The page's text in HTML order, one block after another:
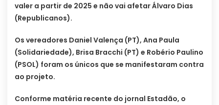
valer a partir de 2025 e não vai afetar Álvaro Dias
(Republicanos).
Os vereadores Daniel Valença (PT), Ana Paula
(Solidariedade), Brisa Bracchi (PT) e Robério Paulino
(PSOL) foram os únicos que se manifestaram contra
ao projeto.
Conforme matéria recente do jornal Estadão, o